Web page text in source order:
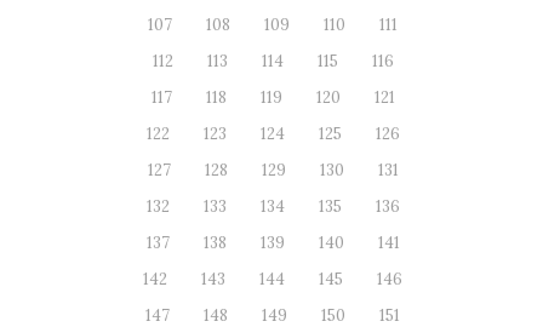
107
108 109 110
111
112
113 114 115
116
117
118 119 120
121
122
123 124 125
126
127
128 129 130
131
132
133 134 135
136
137
138 139 140
141
142
143 144 145
146
147
148 149 150
151